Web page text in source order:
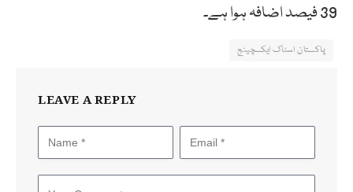
39 فیصد اضافہ ہوا ہے۔
پاکستان اسٹاک ایکسچینج
LEAVE A REPLY